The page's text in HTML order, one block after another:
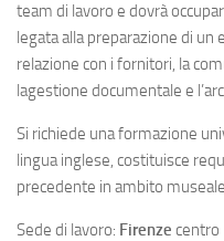
team di lavoro e dovrà
legata alla preparazione di un
relazione con i fornitori, la
lagestione documentale e
Si richiede una formazione
lingua inglese, costituisce
precedente in ambito
Sede di lavoro: Firenze centro